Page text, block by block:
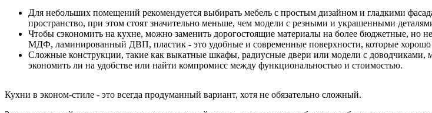
Для небольших помещений рекомендуется выбирать мебель с простым дизайном и гладкими
пространство, при этом стоят значительно меньше, чем модели с резными и украшенными
Чтобы сэкономить на кухне, можно заменить дорогостоящие материалы на более бюджетные, но
МДФ, ламинированный ДВП, пластик - это удобные и современные поверхности, которые хорошо
Сложные конструкции, такие как выкатные шкафы, радиусные двери или модели с
экономить ли на удобстве или найти компромисс между функциональностью и стоимостью.
Кухни в эконом-стиле - это всегда продуманный вариант, хотя не обязательно сложный.